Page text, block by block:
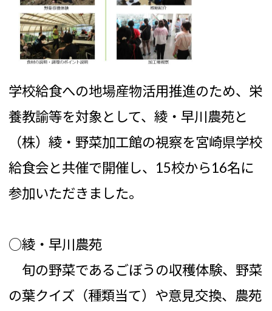
学校給食への地場産物活用推進のため、栄
養教諭等を対象として、綾・早川農苑と
（株）綾・野菜加工館の視察を宮崎県学校
給食会と共催で開催し、15校から16名に
参加いただきました。
○綾・早川農苑
旬の野菜であるごぼうの収穫体験、野菜
の葉クイズ（種類当て）や意見交換、農苑